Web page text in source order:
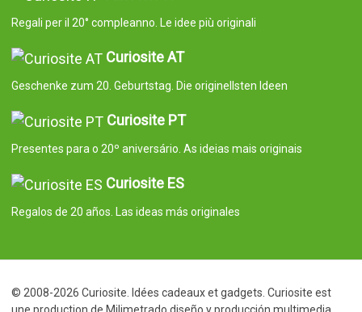
Regali per il 20° compleanno. Le idee più originali
Curiosite AT
Geschenke zum 20. Geburtstag. Die originellsten Ideen
Curiosite PT
Presentes para o 20º aniversário. As ideias mais originais
Curiosite ES
Regalos de 20 años. Las ideas más originales
© 2008-2026 Curiosite. Idées cadeaux et gadgets. Curiosite est
une production de Milimetrado diseño y producción multimedia